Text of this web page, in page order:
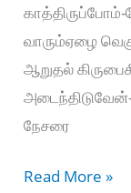
வாரும்ஏழை
ஆறுதல்
நேசரை
Nesarai
Read More »